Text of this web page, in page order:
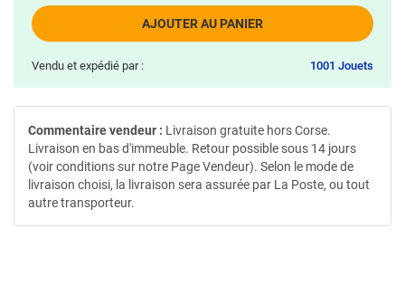
AJOUTER AU PANIER
Vendu et expédié par : 1001 Jouets
Commentaire vendeur : Livraison gratuite hors Corse.
Livraison en bas d'immeuble. Retour possible sous 14 jours
(voir conditions sur notre Page Vendeur). Selon le mode de
livraison choisi, la livraison sera assurée par La Poste, ou tout
autre transporteur.